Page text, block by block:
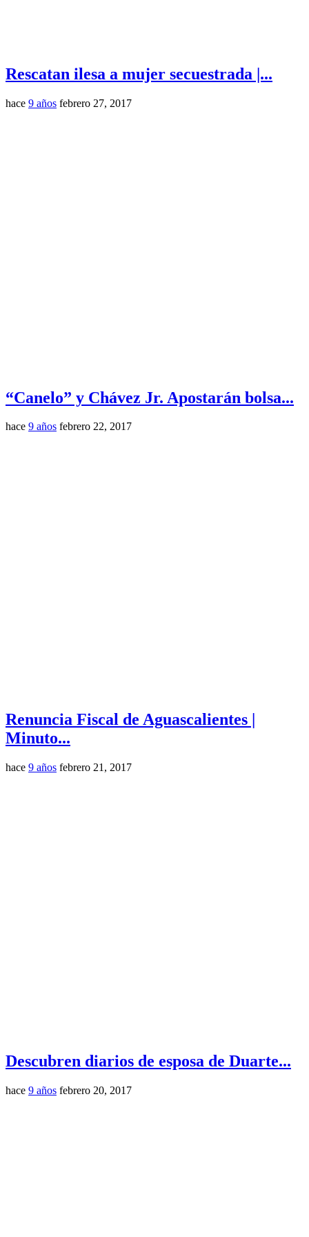
Rescatan ilesa a mujer secuestrada |...
hace 9 años febrero 27, 2017
“Canelo” y Chávez Jr. Apostarán bolsa...
hace 9 años febrero 22, 2017
Renuncia Fiscal de Aguascalientes |
Minuto...
hace 9 años febrero 21, 2017
Descubren diarios de esposa de Duarte...
hace 9 años febrero 20, 2017